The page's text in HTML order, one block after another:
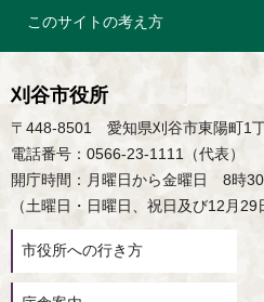
このサイトの考え方
刈谷市役所
〒448-8501 愛知県刈谷市東陽町1
電話番号：0566-23-1111（代表）
開庁時間：月曜日から金曜日 8時
（土曜日・日曜日、祝日及び12月29
市役所への行き方